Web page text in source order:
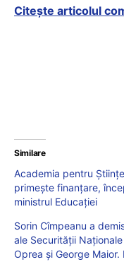
Citește articolul
Similare
Academia pentru
primește finanțare,
ministrul Educației
Sorin Cîmpeanu a
ale Securității
Oprea și George